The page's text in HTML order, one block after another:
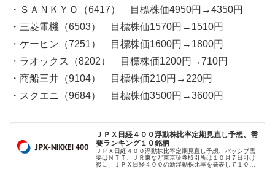
・ＳＡＮＫＹＯ（6417） 目標株価4950円→4350円
・三菱電機（6503） 目標株価1570円→1510円
・ケーヒン（7251） 目標株価1600円→1800円
・ラオックス（8202） 目標株価1200円→710円
・商船三井（9104） 目標株価210円→220円
・スクエニ（9684） 目標株価3500円→3600円
ＪＰＸ日経４００浮動株比率定期見直し予想、需
要ランキング１０銘柄
ＪＰＸ日経４００浮動株比率定期見直し予想、パッシブ需
要はＮＴＴ、ＪＲ東など東京証券取引所は１０月７日引け
後に、ＪＰＸ日経４００の新浮動株比率を発表して１０月